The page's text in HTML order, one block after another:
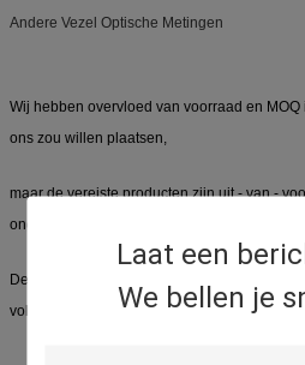
Laat een
We bellen je
Andere Vezel Optische Metingen
Wij hebben overvloed van voorraad en
ons zou willen plaatsen,
maar de vereiste producten zijn uit - van -
ongerust en wij kunnen voor u aanpassen.
De productiedoorlooptijd is ongeveer 3-5
volgordehoeveelheden.